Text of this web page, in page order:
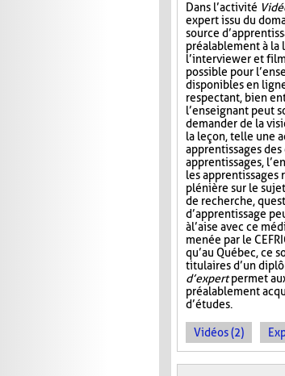
Dans l’activité
expert issu du
source
préalablement à la
l’interviewer et
possible pour
disponibles en
respectant, bien
l’enseignant peut
demander de la
la leçon, telle une
apprentissages
apprentissages,
les apprentissages
plénière sur le
de recherche,
d’apprentissage
à l’aise avec ce
menée par le
qu’au Québec, ce
titulaires d’un
d’expertpermet
préalablement
d’études.
Vidéos (2)